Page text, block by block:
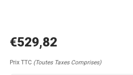
€529,82
Prix TTC (Toutes Taxes Comprises)